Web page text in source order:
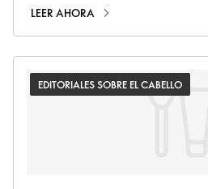
LEER AHORA
EDITORIALES SOBRE EL CABELLO